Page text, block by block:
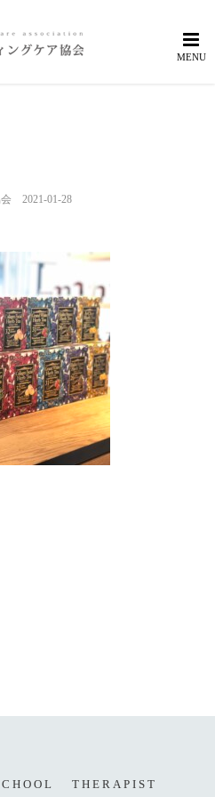
2021-01-28
THERAPIST